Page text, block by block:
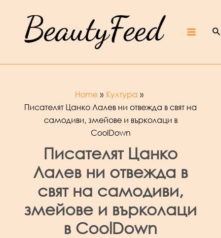
content
Menu
Home
Култура
Писателят Цанко Лалев ни отвежда в свят на
самодиви, змейове и върколаци в
CoolDown
Писателят Цанко
Лалев ни отвежда в
свят на самодиви,
змейове и върколаци
в CoolDown